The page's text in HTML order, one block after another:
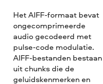
Het AIFF-formaat bevat
ongecomprimeerde
audio gecodeerd met
pulse-code modulatie.
AIFF-bestanden bestaan
uit chunks die de
geluidskenmerken en